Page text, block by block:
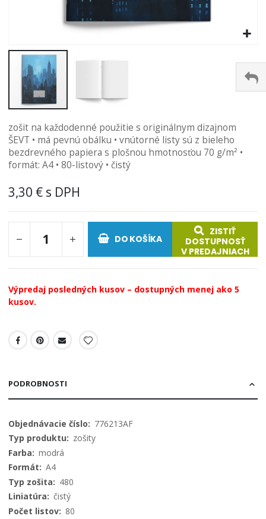
na
začiatok
galérie
obrázkov
zošit na každodenné použitie s originálnym dizajnom
ŠEVT • má pevnú obálku • vnútorné listy sú z bieleho
bezdrevného papiera s plošnou hmotnosťou 70 g/m² •
formát: A4 • 80-listový • čistý
3,30 €
DO KOŠÍKA
ZISTIŤ
DOSTUPNOSŤ
V PREDAJNIACH
Výpredaj posledných kusov – dostupných menej ako 5
kusov.
PODROBNOSTI
Viac
informácií
776213AF
zošity
modrá
A4
480
čistý
80